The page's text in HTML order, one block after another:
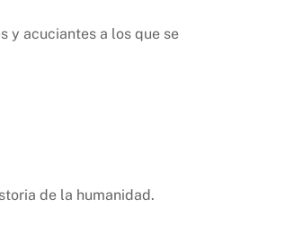
y acuciantes a los que se
de la humanidad.